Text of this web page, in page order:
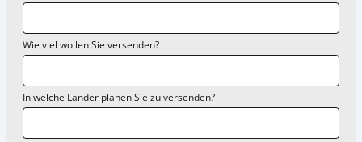
Wie viel wollen Sie versenden?
In welche Länder planen Sie zu versenden?